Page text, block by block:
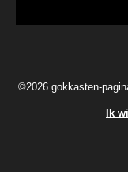
©2026 gokkasten-
Ik